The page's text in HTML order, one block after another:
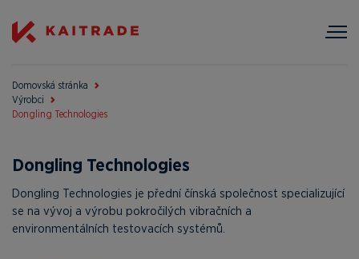
Domovská stránka
Výrobci
Dongling Technologies
Dongling Technologies
Dongling Technologies je přední čínská společnost specializující
se na vývoj a výrobu pokročilých vibračních a
environmentálních testovacích systémů.